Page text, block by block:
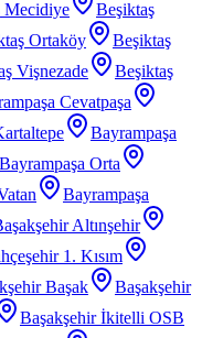
Mecidiye
Beşiktaş
Ortaköy
Beşiktaş
Vişnezade
Beşiktaş
Cevatpaşa
Bayrampaşa
Bayrampaşa Orta
Bayrampaşa
Altınşehir
1. Kısım
Başak
Başakşehir
Başakşehir İkitelli OSB